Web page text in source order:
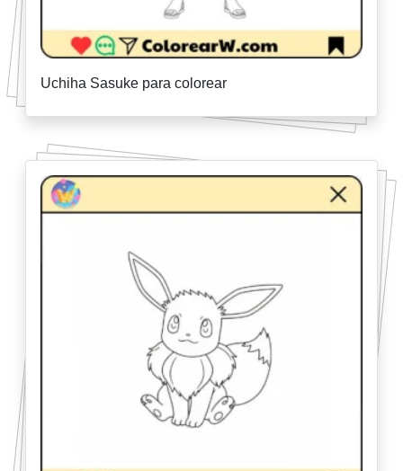
Uchiha Sasuke para colorear